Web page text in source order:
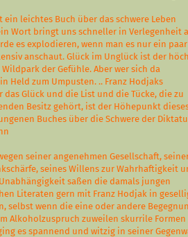
ein leichtes Buch über das schwere Leben
Wort bringt uns schneller in Verlegenheit
es explodieren, wenn man es nur ein paar
anschaut. Glück im Unglück ist der
der Gefühle. Aber wer sich da
Held zum Umpusten. .. Franz Hodjaks
das Glück und die List und die Tücke, die zu
Besitz gehört, ist der Höhepunkt
Buches über die Schwere der
seiner angenehmen Gesellschaft,
seines Willens zur Wahrhaftigkeit
saßen die damals jungen
Literaten gern mit Franz Hodjak in
selbst wenn die eine oder andere
Alkoholzuspruch zuweilen skurrile Formen
es spannend und witzig in seiner